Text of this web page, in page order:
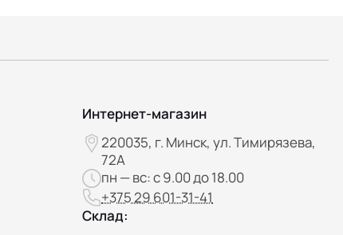
Интернет-магазин
220035, г. Минск, ул. Тимирязева,
72А
пн — вс: с 9.00 до 18.00
+375 29 601-31-41
Склад: